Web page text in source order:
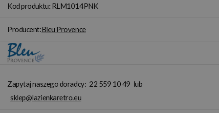
Kod produktu: RLM1014PNK
Producent:Bleu Provence
Zapytaj naszego doradcy: 22 559 10 49 lub
sklep@lazienkaretro.eu